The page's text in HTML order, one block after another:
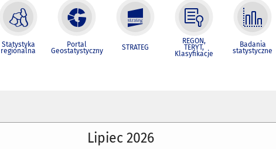
Statystyka
regionalna
Portal
Geostatystyczny STRATEG
REGON,
TERYT,
Klasyfikacje
Badania
statystyczne
Lipiec 2026